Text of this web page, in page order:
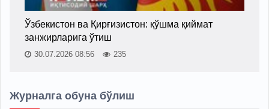
Ўзбекистон ва Қирғизистон: қўшма қиймат
занжирларига ўтиш
30.07.2026 08:56 235
Журналга обуна бўлиш